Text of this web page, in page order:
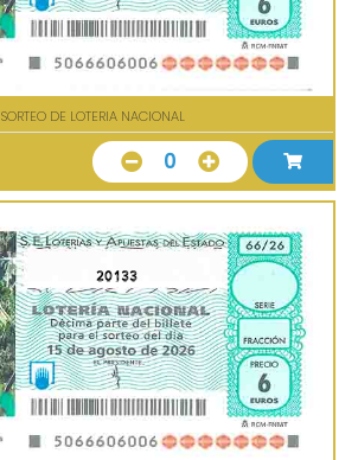
SORTEO DE LOTERIA NACIONAL
0
20133